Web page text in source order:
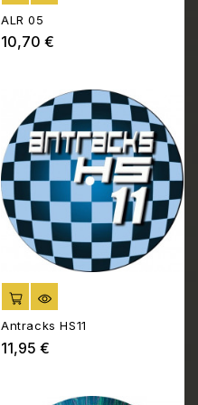
ALR 05
10,70 €
AJOUTER AU PANIER
Antracks HS11
11,95 €